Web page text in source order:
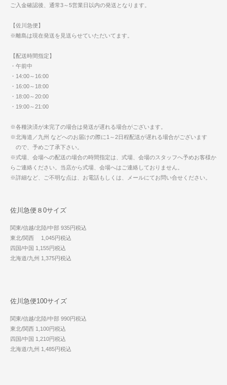
ご入金確認後、通常3～5営業日以内の発送となります。
【佐川急便】
※離島は現在発送を見送らせていただいてます。
【配送時間指定】
・午前中
・14:00～16:00
・16:00～18:00
・18:00～20:00
・19:00～21:00
※各種決済が未完了の場合は発送が遅れる場合がございます。
※北海道／九州 などへのお届けの際に1～2日程配送が遅れる場合がございます
ので、予めご了承下さい。
※式場、会場への配送の場合の時間指定は、式場、会場のスタッフへ予めお客様か
らご連絡ください。当店から式場、会場へはご連絡しておりません。
※詳細など、ご不明な点は、お電話もしくは、メールにてお問い合せください。
佐川急便８0サイズ
関東/信越/北陸/中部 935円税込
東北/関西 1,045円税込
四国/中国 1,155円税込
北海道/九州 1,375円税込
佐川急便100サイズ
関東/信越/北陸/中部 990円税込
東北/関西 1,100円税込
四国/中国 1,210円税込
北海道/九州 1,485円税込